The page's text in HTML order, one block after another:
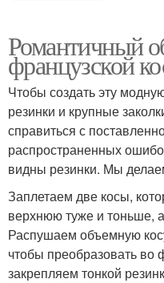
Романтичный
французской
Чтобы создать эту
резинки и крупные
справиться с
распространенных
видны резинки. Мы
Заплетаем две косы,
верхнюю туже и тоньше,
Распушаем объемную
чтобы преобразовать во
закрепляем тонкой